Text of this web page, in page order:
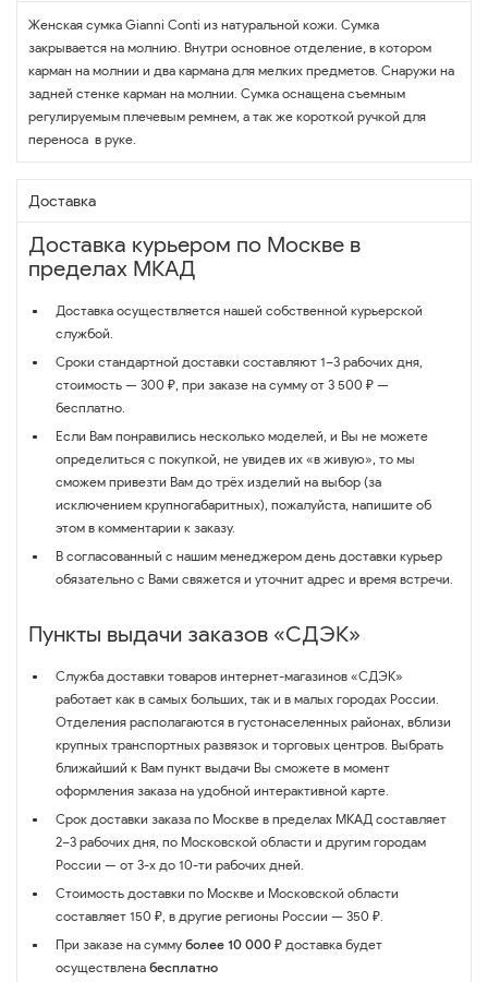
Женская сумка Gianni Conti из натуральной кожи. Сумка
закрывается на молнию. Внутри основное отделение, в котором
карман на молнии и два кармана для мелких предметов. Снаружи на
задней стенке карман на молнии. Сумка оснащена съемным
регулируемым плечевым ремнем, а так же короткой ручкой для
переноса в руке.
Доставка
Доставка курьером по Москве в
пределах МКАД
Доставка осуществляется нашей собственной курьерской
службой.
Сроки стандартной доставки составляют 1–3 рабочих дня,
стоимость — 300 ₽, при заказе на сумму от 3 500 ₽ —
бесплатно.
Если Вам понравились несколько моделей, и Вы не можете
определиться с покупкой, не увидев их «в живую», то мы
сможем привезти Вам до трёх изделий на выбор (за
исключением крупногабаритных), пожалуйста, напишите об
этом в комментарии к заказу.
В согласованный с нашим менеджером день доставки курьер
обязательно с Вами свяжется и уточнит адрес и время встречи.
Пункты выдачи заказов «СДЭК»
Служба доставки товаров интернет-магазинов «СДЭК»
работает как в самых больших, так и в малых городах России.
Отделения располагаются в густонаселенных районах, вблизи
крупных транспортных развязок и торговых центров. Выбрать
ближайший к Вам пункт выдачи Вы сможете в момент
оформления заказа на удобной интерактивной карте.
Срок доставки заказа по Москве в пределах МКАД составляет
2–3 рабочих дня, по Московской области и другим городам
России — от 3-х до 10-ти рабочих дней.
Стоимость доставки по Москве и Московской области
составляет 150 ₽, в другие регионы России — 350 ₽.
При заказе на сумму более 10 000 ₽ доставка будет
осуществлена бесплатно